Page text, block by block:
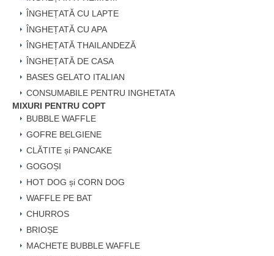
ÎNGHEȚATĂ CU LAPTE
ÎNGHEȚATĂ CU APA
ÎNGHEȚATĂ THAILANDEZĂ
ÎNGHEȚATĂ DE CASA
BASES GELATO ITALIAN
CONSUMABILE PENTRU INGHETATA
MIXURI PENTRU COPT
BUBBLE WAFFLE
GOFRE BELGIENE
CLĂTITE și PANCAKE
GOGOȘI
HOT DOG și CORN DOG
WAFFLE PE BAT
CHURROS
BRIOȘE
MACHETE BUBBLE WAFFLE